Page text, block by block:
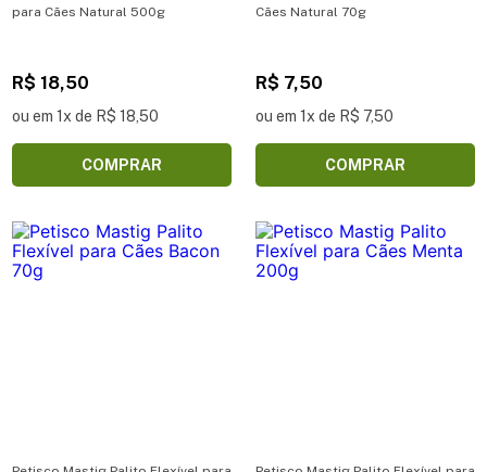
para Cães Natural 500g
R$ 18,50
ou em 1x de R$ 18,50
COMPRAR
Cães Natural 70g
R$ 7,50
ou em 1x de R$ 7,50
COMPRAR